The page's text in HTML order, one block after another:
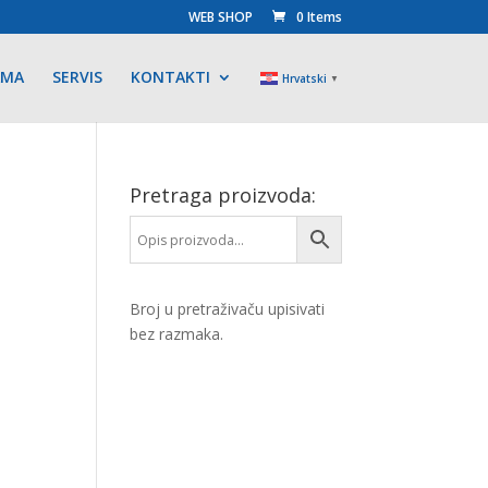
WEB SHOP 0 Items
SERVIS KONTAKTI Hrvatski ▼
Pretraga proizvoda:
Broj u pretraživaču upisivati
bez razmaka.